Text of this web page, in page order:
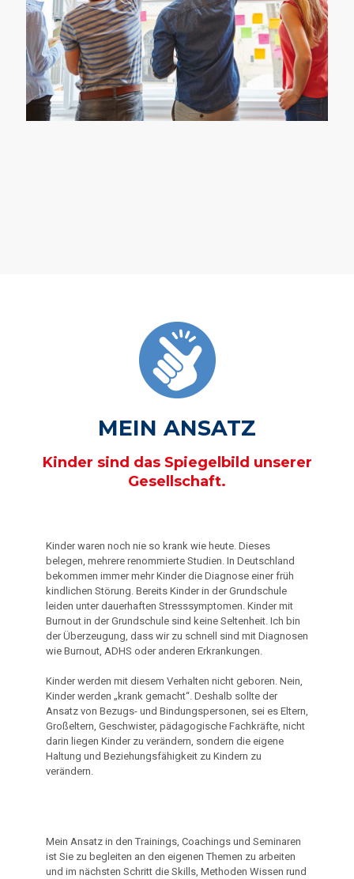
MEIN ANSATZ
Kinder sind das Spiegelbild unserer
Gesellschaft.
Kinder waren noch nie so krank wie heute. Dieses
belegen, mehrere renommierte Studien. In Deutschland
bekommen immer mehr Kinder die Diagnose einer früh
kindlichen Störung. Bereits Kinder in der Grundschule
leiden unter dauerhaften Stresssymptomen. Kinder mit
Burnout in der Grundschule sind keine Seltenheit. Ich bin
der Überzeugung, dass wir zu schnell sind mit Diagnosen
wie Burnout, ADHS oder anderen Erkrankungen.
Kinder werden mit diesem Verhalten nicht geboren. Nein,
Kinder werden „krank gemacht“. Deshalb sollte der
Ansatz von Bezugs- und Bindungspersonen, sei es Eltern,
Großeltern, Geschwister, pädagogische Fachkräfte, nicht
darin liegen Kinder zu verändern, sondern die eigene
Haltung und Beziehungsfähigkeit zu Kindern zu
verändern.
Mein Ansatz in den Trainings, Coachings und Seminaren
ist Sie zu begleiten an den eigenen Themen zu arbeiten
und im nächsten Schritt die Skills, Methoden Wissen rund